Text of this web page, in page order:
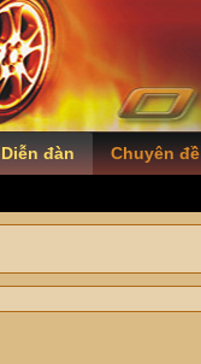
Diễn đàn Chuyên đề